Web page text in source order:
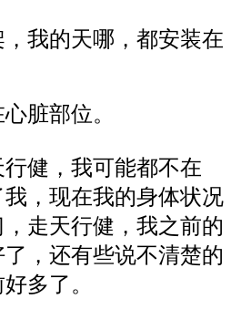
我的天哪，都安装在
脏部位。
健，我可能都不在
，现在我的身体状况
走天行健，我之前的
，还有些说不清楚的
多了。